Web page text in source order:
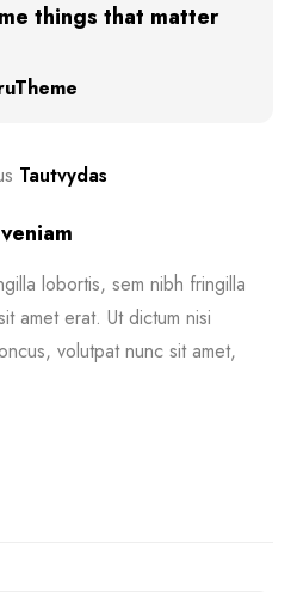
things that matter
Tautvydas
lobortis, sem nibh fringilla
amet erat. Ut dictum nisi
volutpat nunc sit amet,